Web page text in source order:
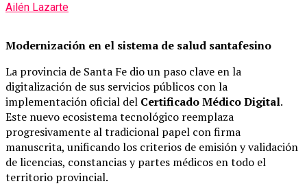
Ailén Lazarte
Modernización en el sistema de salud santafesino
La provincia de Santa Fe dio un paso clave en la
digitalización de sus servicios públicos con la
implementación oficial del Certificado Médico Digital.
Este nuevo ecosistema tecnológico reemplaza
progresivamente al tradicional papel con firma
manuscrita, unificando los criterios de emisión y validación
de licencias, constancias y partes médicos en todo el
territorio provincial.